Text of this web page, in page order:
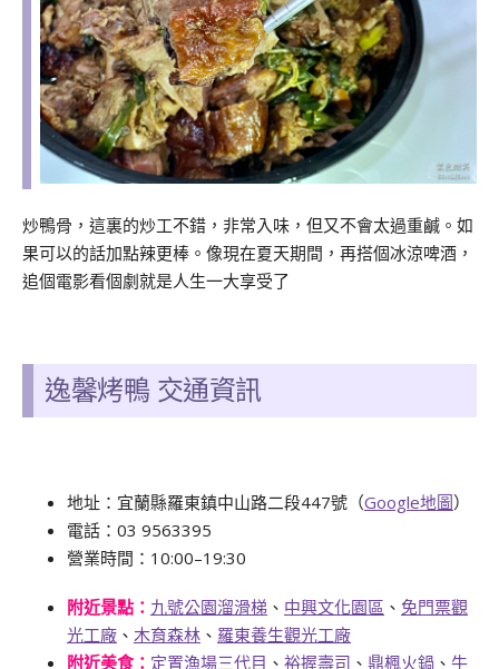
炒鴨骨，這裏的炒工不錯，非常入味，但又不會太過重鹹。如
果可以的話加點辣更棒。像現在夏天期間，再搭個冰涼啤酒，
追個電影看個劇就是人生一大享受了
逸馨烤鴨 交通資訊
地址：宜蘭縣羅東鎮中山路二段447號（Google地圖）
電話：03 9563395
營業時間：10:00–19:30
附近景點： 九號公園溜滑梯 、 中興文化園區 、 免門票觀
光工廠 、 木育森林 、 羅東養生觀光工廠
附近美食： 定置漁場三代目 、 裕握壽司 、 鼎楓火鍋 、 牛